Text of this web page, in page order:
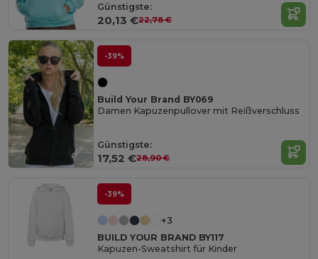
Günstigste:
20,13 €22,78 €
-39%
Build Your Brand BY069
Damen Kapuzenpullover mit Reißverschluss
Günstigste:
17,52 €28,90 €
-39%
+3
BUILD YOUR BRAND BY117
Kapuzen-Sweatshirt für Kinder